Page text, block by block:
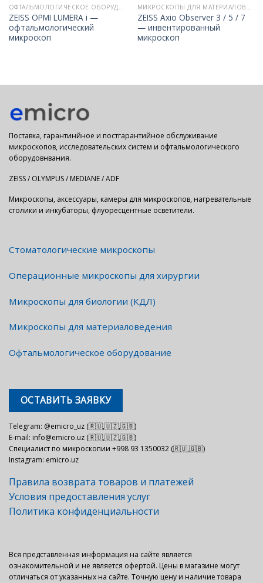
ОФТАЛЬМОЛОГИЧЕСКОЕ ОБОРУДОВАНИЕ ZEISS
ZEISS OPMI LUMERA i —
офтальмологический
микроскоп
МИКРОСКОПЫ ДЛЯ МАТЕРИАЛОВЕДЕНИЯ
ZEISS Axio Observer 3 / 5 / 7
— инвентированный
микроскоп
Поставка, гарантинйное и постгарантийное обслуживание
микроскопов, исследовательских систем и офтальмологического
оборудовнвания.
ZEISS / OLYMPUS / MEDIANE / ADF
Микроскопы, аксессуары, камеры для микроскопов, нагревательные
столики и инкубаторы, флуоресцентные осветители.
Стоматологические микроскопы
Операционные микроскопы для хирургии
Микроскопы для биологии (КДЛ)
Микроскопы для материаловедения
Офтальмологическое оборудование
ОСТАВИТЬ ЗАЯВКУ
Telegram: @emicro_uz (🇷🇺,🇺🇿,🇬🇧)
E-mail: info@emicro.uz (🇷🇺,🇺🇿,🇬🇧)
Специалист по микроскопии +998 93 1350032 (🇷🇺,🇬🇧)
Instagram: emicro.uz
Правила возврата товаров и платежей
Условия предоставления услуг
Политика конфиденциальности
Вся представленная информация на сайте является
ознакомительной и не является офертой. Цены в магазине могут
отличаться от указанных на сайте. Точную цену и наличие товара